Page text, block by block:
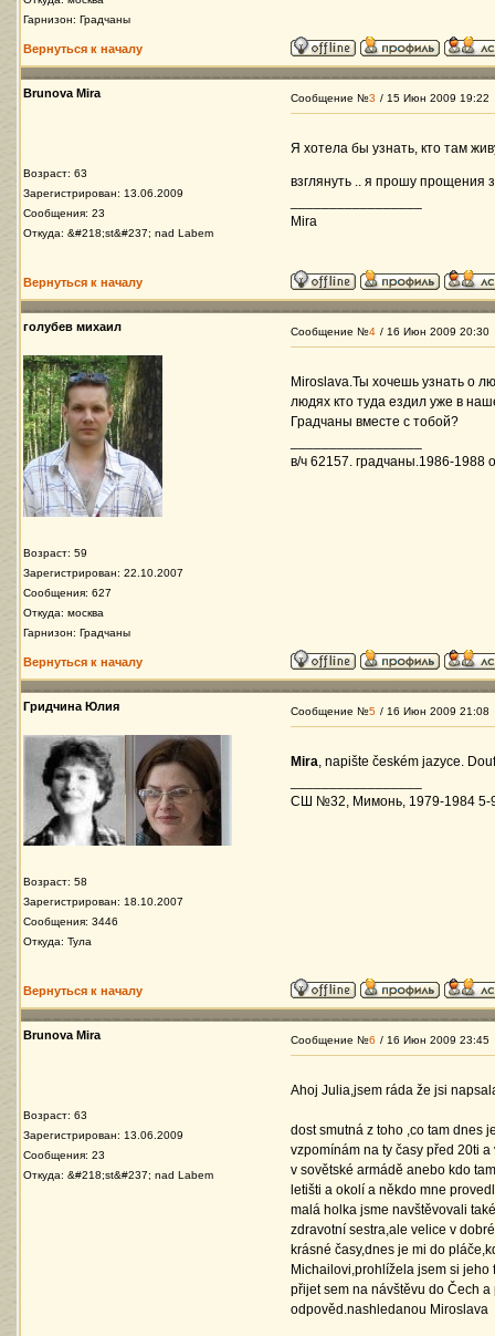
Гарнизон: Градчаны
Вернуться к началу
Brunova Mira
Возраст: 63
Зарегистрирован: 13.06.2009
Сообщения: 23
Откуда: &#218;st&#237; nad Labem
Сообщение №3 / 15 Июн 2009 19:22
Я хотелa бы узнать, кто там
взглянуть .. я прошу прощения
Mira
Вернуться к началу
голубев михаил
Возраст: 59
Зарегистрирован: 22.10.2007
Сообщения: 627
Откуда: москва
Гарнизон: Градчаны
Сообщение №4 / 16 Июн 2009 20:30
Miroslava.Ты хочешь узнать о
людях кто туда ездил уже в
Градчаны вместе с тобой?
в/ч 62157. градчаны.1986-1988
Вернуться к началу
Гридчина Юлия
Возраст: 58
Зарегистрирован: 18.10.2007
Сообщения: 3446
Откуда: Тула
Сообщение №5 / 16 Июн 2009 21:08
Mira, napište českém jazyce.
СШ №32, Мимонь, 1979-1984 5-9
Вернуться к началу
Brunova Mira
Возраст: 63
Зарегистрирован: 13.06.2009
Сообщения: 23
Откуда: &#218;st&#237; nad Labem
Сообщение №6 / 16 Июн 2009 23:45
Ahoj Julia,jsem ráda že jsi
dost smutná z toho ,co tam dnes
vzpomínám na ty časy před 20ti
v sovětské armádě anebo kdo
letišti a okolí a někdo mne
malá holka jsme navštěvovali
zdravotní sestra,ale velice v
krásné časy,dnes je mi do
Michailovi,prohlížela jsem si jeho
přijet sem na návštěvu do Čech
odpověd.nashledanou Miroslava